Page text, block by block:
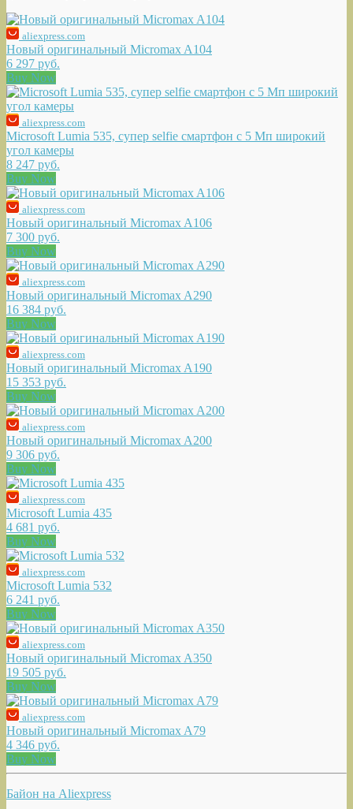
aliexpress.com
Новый оригинальный Micromax A104
6 297 руб.
Buy Now
aliexpress.com
Microsoft Lumia 535, супер selfie смартфон с 5 Мп широкий
угол камеры
8 247 руб.
Buy Now
aliexpress.com
Новый оригинальный Micromax A106
7 300 руб.
Buy Now
aliexpress.com
Новый оригинальный Micromax A290
16 384 руб.
Buy Now
aliexpress.com
Новый оригинальный Micromax A190
15 353 руб.
Buy Now
aliexpress.com
Новый оригинальный Micromax A200
9 306 руб.
Buy Now
aliexpress.com
Microsoft Lumia 435
4 681 руб.
Buy Now
aliexpress.com
Microsoft Lumia 532
6 241 руб.
Buy Now
aliexpress.com
Новый оригинальный Micromax A350
19 505 руб.
Buy Now
aliexpress.com
Новый оригинальный Micromax A79
4 346 руб.
Buy Now
Байон на Aliexpress